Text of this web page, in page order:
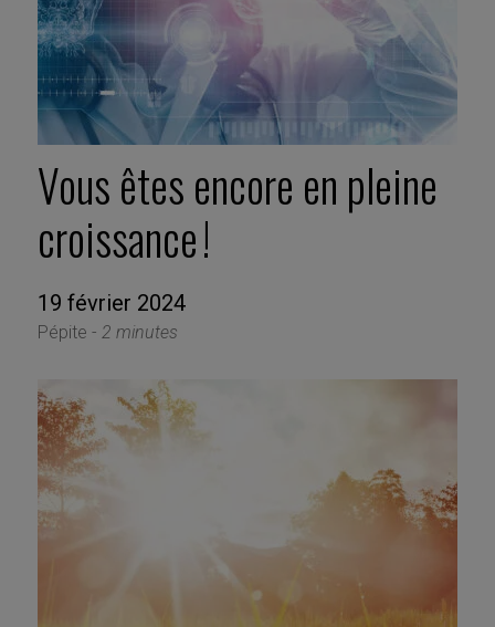
Vous êtes encore en pleine
croissance !
19 février 2024
Pépite - 2 minutes